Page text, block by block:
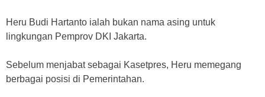
Heru Budi Hartanto ialah bukan nama asing untuk
lingkungan Pemprov DKI Jakarta.
Sebelum menjabat sebagai Kasetpres, Heru memegang
berbagai posisi di Pemerintahan.